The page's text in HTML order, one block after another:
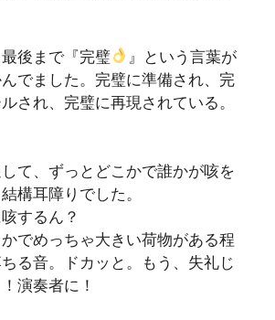
後まで『完璧
』という言葉が
でました。完璧に準備され、完
され、完璧に再現されている。
て、ずっとどこかで誰かが咳を
構耳障りでした。
するん？
でめっちゃ大きい荷物がある程
る音。ドカッと。もう、失礼じ
演奏者に！